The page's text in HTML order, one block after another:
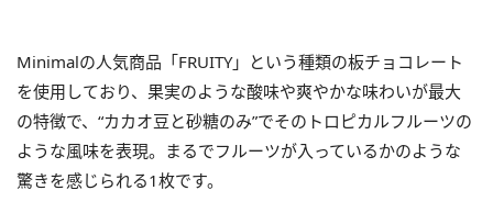
Minimalの人気商品「FRUITY」という種類の板チョコレート
を使用しており、果実のような酸味や爽やかな味わいが最大
の特徴で、“カカオ豆と砂糖のみ”でそのトロピカルフルーツの
ような風味を表現。まるでフルーツが入っているかのような
驚きを感じられる1枚です。